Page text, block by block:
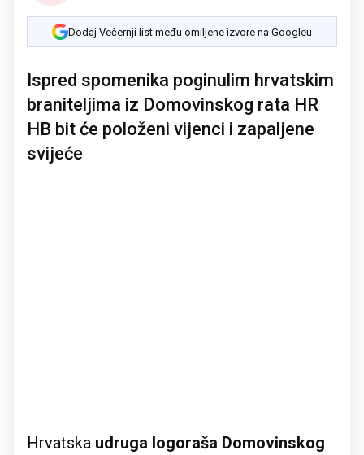
Dodaj Večernji list među omiljene izvore na Googleu
Ispred spomenika poginulim hrvatskim
braniteljima iz Domovinskog rata HR
HB bit će položeni vijenci i zapaljene
svijeće
Hrvatska udruga logoraša Domovinskog